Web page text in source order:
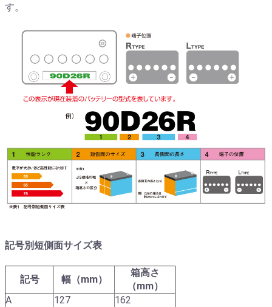
す。
記号別短側面サイズ表
記号 幅（mm）
箱高さ
（mm）
A
127
162